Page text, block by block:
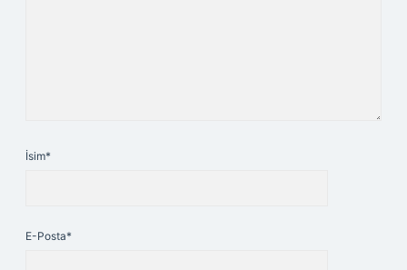
İsim*
E-Posta*